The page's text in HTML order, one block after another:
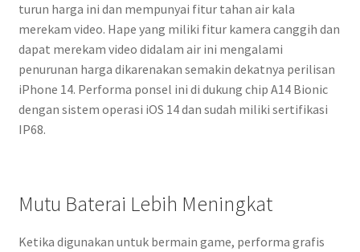
turun harga ini dan mempunyai fitur tahan air kala
merekam video. Hape yang miliki fitur kamera canggih dan
dapat merekam video didalam air ini mengalami
penurunan harga dikarenakan semakin dekatnya perilisan
iPhone 14. Performa ponsel ini di dukung chip A14 Bionic
dengan sistem operasi iOS 14 dan sudah miliki sertifikasi
IP68.
Mutu Baterai Lebih Meningkat
Ketika digunakan untuk bermain game, performa grafis